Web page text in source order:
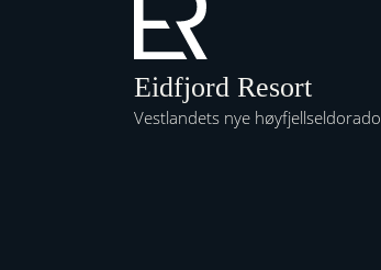
Eidfjord Resort
Vestlandets nye høyfjellseldorado